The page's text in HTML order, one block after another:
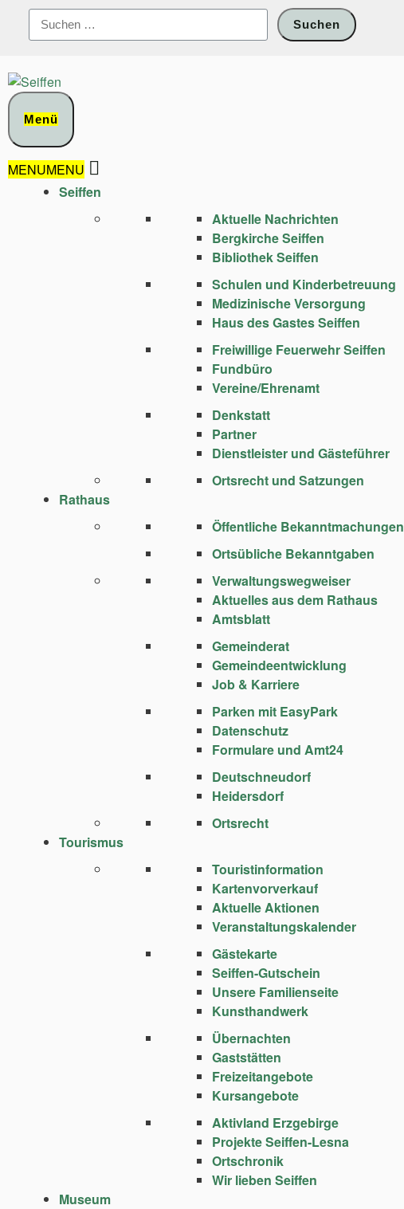
Suchen
nach:
Menü
MENUMENU
Seiffen
Aktuelle Nachrichten
Bergkirche Seiffen
Bibliothek Seiffen
Schulen und Kinder­betreuung
Medizinische Versorgung
Haus des Gastes Seiffen
Freiwillige Feuerwehr Seiffen
Fundbüro
Vereine/Ehrenamt
Denkstatt
Partner
Dienstleister und Gästeführer
Ortsrecht und Satzungen
Rathaus
Öffentliche Bekanntmachungen
Ortsübliche Bekanntgaben
Verwaltungswegweiser
Aktuelles aus dem Rathaus
Amtsblatt
Gemeinderat
Gemeindeentwicklung
Job & Karriere
Parken mit EasyPark
Datenschutz
Formulare und Amt24
Deutschneudorf
Heidersdorf
Ortsrecht
Tourismus
Touristinformation
Kartenvorverkauf
Aktuelle Aktionen
Veranstaltungskalender
Gästekarte
Seiffen-Gutschein
Unsere Familienseite
Kunsthandwerk
Übernachten
Gaststätten
Freizeitangebote
Kursangebote
Aktivland Erzgebirge
Projekte Seiffen-Lesna
Ortschronik
Wir lieben Seiffen
Museum